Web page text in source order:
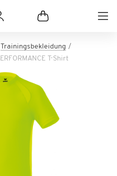
Trainingsbekleidung
T-Shirt